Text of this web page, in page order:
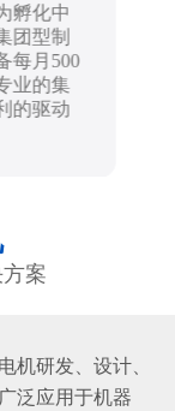
孵化中
团型制
每月500
业的集
的驱动
案
机研发、设计、
泛应用于机器